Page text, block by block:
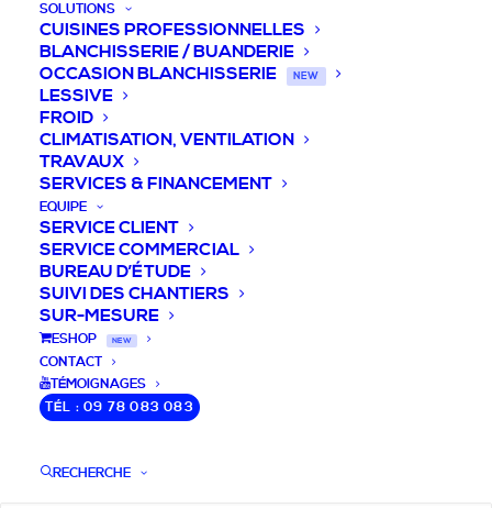
SOLUTIONS
CUISINES PROFESSIONNELLES
BLANCHISSERIE / BUANDERIE
OCCASION BLANCHISSERIE
NEW
LESSIVE
FROID
CLIMATISATION, VENTILATION
TRAVAUX
SERVICES & FINANCEMENT
EQUIPE
SERVICE CLIENT
SERVICE COMMERCIAL
BUREAU D’ÉTUDE
SUIVI DES CHANTIERS
SUR-MESURE
ESHOP NEW
CONTACT
TÉMOIGNAGES
TÉL : 09 78 083 083
RECHERCHE
DEVIS / CONSEILS /
QUESTIONS